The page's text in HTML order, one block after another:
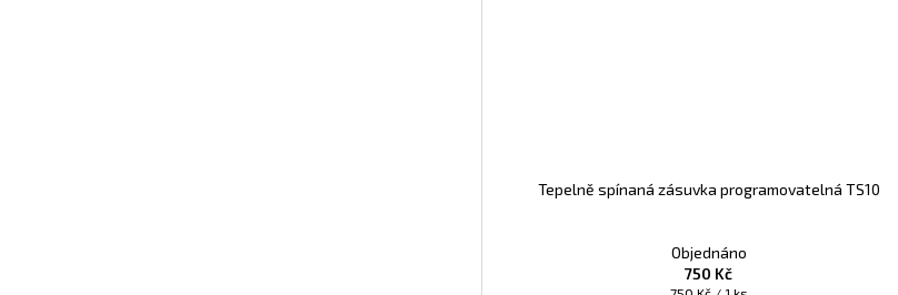
Tepelně spínaná zásuvka programovatelná TS10
Objednáno
750 Kč
Měrná